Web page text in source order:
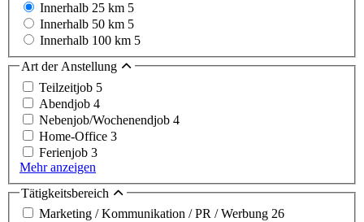
Innerhalb 25 km 5
Innerhalb 50 km 5
Innerhalb 100 km 5
Art der Anstellung
Teilzeitjob 5
Abendjob 4
Nebenjob/Wochenendjob 4
Home-Office 3
Ferienjob 3
Mehr anzeigen
Tätigkeitsbereich
Marketing / Kommunikation / PR / Werbung 26